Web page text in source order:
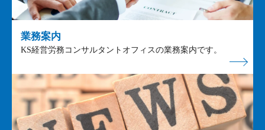
業務案内
KS経営労務コンサルタントオフィスの業務案内です。